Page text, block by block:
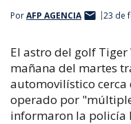
PorAFP AGENCIA 23 de
El astro del golf
mañana del martes
automovilístico cerca
operado por
informaron la policía